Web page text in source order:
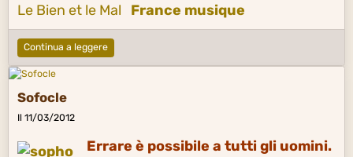
Le Bien et le Mal France musique
Continua a leggere
Sofocle
Il 11/03/2012
Errare è possibile a tutti gli uomini.